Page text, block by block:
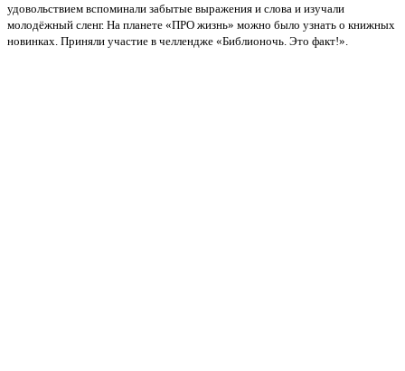
удовольствием вспоминали забытые выражения и слова и изучали
молодёжный сленг. На планете «ПРО жизнь» можно было узнать о книжных
новинках. Приняли участие в челлендже «Библионочь. Это факт!».